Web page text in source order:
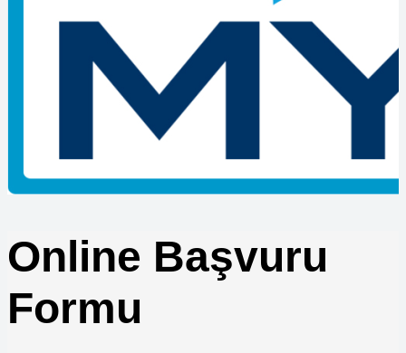
MYK Belgesi Sorgulama İşlemi Nasıl Yapılır?
Belge Geçerlilik Süresi Bitince Ne Yapılmalı?
MYK Sınavlarında Yanlış Doğruyu Götürür mü?
Vinç Sınavına Girmek için Başvuru Belgeleri Nelerdir?
Çıraklık Belgesi ile Üniversiteye Geçiş Mümkün mü
Forklift Kazalarında Belge Kontrolü
Forklift Sınav Sonuçları Ne Zaman Açıklanır
Satış Danışmanı Seviye 3 ile Seviye 4 Farkları
Lojistik Şoförleri için Zorunlu Eğitimler
Makine Teknikeri Belgesi Nereden Alınır
Online Başvuru
Formu